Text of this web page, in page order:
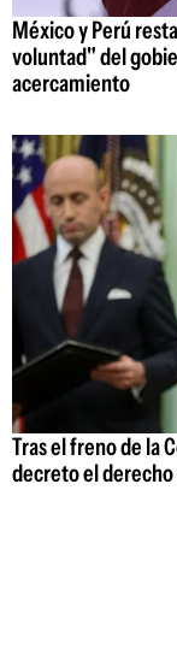
México y Perú
voluntad" del
acercamiento
Tras el freno de la
decreto el derecho